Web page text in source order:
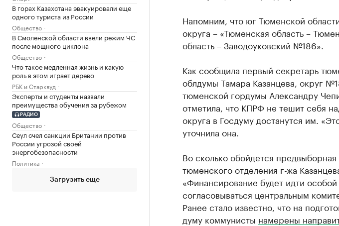
В горах Казахстана эвакуировали еще
одного туриста из России
Общество
В Смоленской области ввели режим ЧС
после мощного циклона
Общество
Что такое медленная жизнь и какую
роль в этом играет дерево
РБК и Старквуд
Эксперты и студенты назвали
преимущества обучения за рубежом
РАДИО
Общество
Сеул счел санкции Британии против
России угрозой своей
энергобезопасности
Политика
Загрузить еще
Напомним, что юг Тюменской
округа – «Тюменская область –
область – Заводоуковский №186».
Как сообщила первый секретарь
облдумы Тамара Казанцева, округ
тюменской гордумы Александру
отметила, что КПРФ не тешит себя
округа в Госдуму достанутся им.
уточнила она.
Во сколько обойдется
тюменского отделения г-жа
«Финансирование будет идти
согласовываться центральным
Ранее стало известно, что на
думу коммунисты намерены